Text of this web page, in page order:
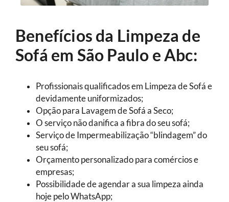
Benefícios da Limpeza de
Sofá em São Paulo e Abc:
Profissionais qualificados em Limpeza de Sofá e
devidamente uniformizados;
Opção para Lavagem de Sofá a Seco;
O serviço não danifica a fibra do seu sofá;
Serviço de Impermeabilização “blindagem” do
seu sofá;
Orçamento personalizado para comércios e
empresas;
Possibilidade de agendar a sua limpeza ainda
hoje pelo WhatsApp;